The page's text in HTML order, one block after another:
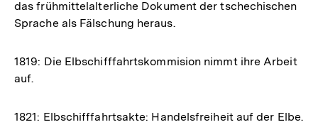
das frühmittelalterliche Dokument der tschechischen
Sprache als Fälschung heraus.
1819: Die Elbschifffahrtskommision nimmt ihre Arbeit
auf.
1821: Elbschifffahrtsakte: Handelsfreiheit auf der Elbe.